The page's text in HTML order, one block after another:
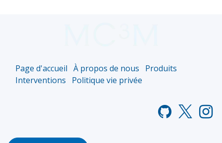
Page d'accueil À propos de nous
Produits
Interventions
Politique vie privée